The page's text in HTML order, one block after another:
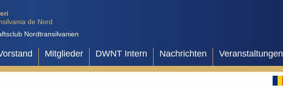
de Nord
Nordtransilvanien
Mitglieder DWNT Intern Nachrichten Veranstaltungen